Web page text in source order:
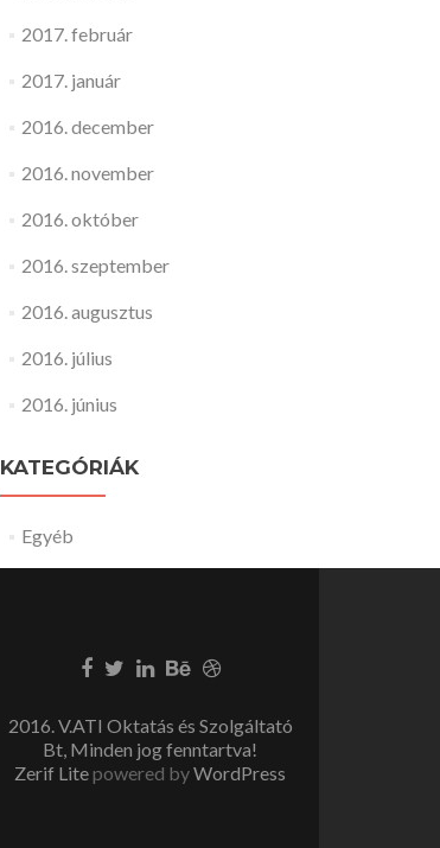
2017. február
2017. január
2016. december
2016. november
2016. október
2016. szeptember
2016. augusztus
2016. július
2016. június
KATEGÓRIÁK
Egyéb
2016. V.ATI Oktatás és Szolgáltató
Bt, Minden jog fenntartva!
Zerif Litepowered byWordPress